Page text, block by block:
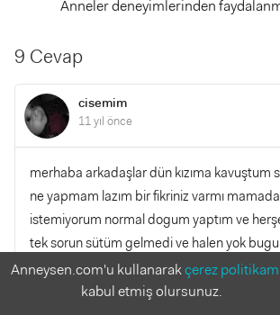
Anneler deneyimlerinden
9 Cevap
cisemim
11 yıl önce
merhaba arkadaşlar dün kızıma kavuştum
ne yapmam lazım bir fikriniz varmı
istemiyorum normal dogum yaptım ve
tek sorun sütüm gelmedi ve halen yok
0
Anneysen.com'u kullanarakçerez
kabul etmiş olursunuz.